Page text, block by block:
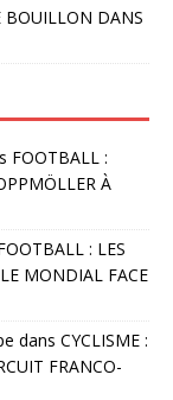
BOUILLON DANS
FOOTBALL :
À
: LES
MONDIAL FACE
dans CYCLISME :
FRANCO-